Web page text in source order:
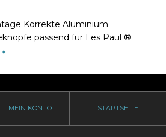
Korrekte Aluminium
passend für Les Paul ®
MEIN KONTO STARTSEITE